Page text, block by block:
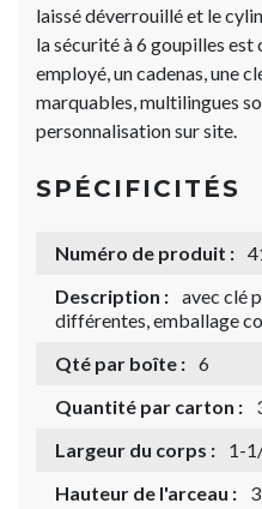
laissé déverrouillé et le
la sécurité à 6 goupilles
employé, un cadenas, une
marquables, multilingues
personnalisation sur site.
SPÉCIFICITÉS
Numéro de produit :
Description : avec clé
différentes, emballage
Qté par boîte : 6
Quantité par carton :
Largeur du corps :
1-
Hauteur de l'arceau :